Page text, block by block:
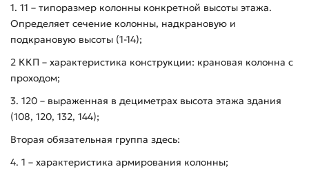
1. 11 – типоразмер колонны конкретной высоты этажа.
Определяет сечение колонны, надкрановую и
подкрановую высоты (1-14);
2 ККП – характеристика конструкции: крановая колонна с
проходом;
3. 120 – выраженная в дециметрах высота этажа здания
(108, 120, 132, 144);
Вторая обязательная группа здесь:
4. 1 – характеристика армирования колонны;